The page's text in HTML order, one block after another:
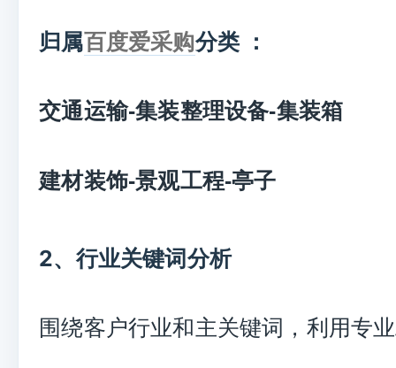
归属百度爱采购分类 ：
交通运输-集装整理设备-集装箱
建材装饰-景观工程-亭子
2、行业关键词分析
围绕客户行业和主关键词，利用专